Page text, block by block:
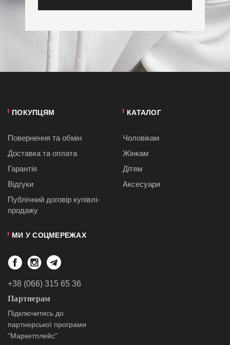
ПОКУПЦЯМ
Повернення та обмін
Доставка та оплата
Гарантія
Відгуки
Публiчний договiр купівлі-
продажу
КАТАЛОГ
Чоловікам
Жінкам
Дітям
Аксесуари
МИ У СОЦМЕРЕЖАХ
+38 (066) 315 65 36
Партнерам
Підключитись до
партнерської програми
"Маркетплейс"